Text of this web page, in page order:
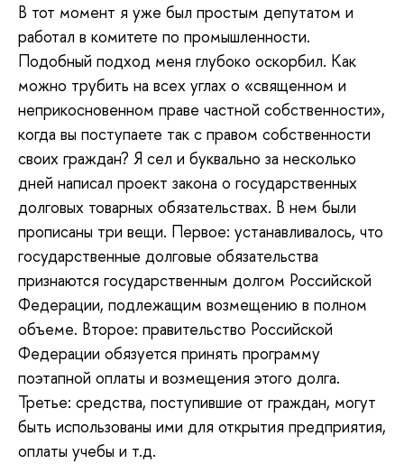
В тот момент я уже был простым депутатом и
работал в комитете по промышленности.
Подобный подход меня глубоко оскорбил. Как
можно трубить на всех углах о «священном и
неприкосновенном праве частной собственности»,
когда вы поступаете так с правом собственности
своих граждан? Я сел и буквально за несколько
дней написал проект закона о государственных
долговых товарных обязательствах. В нем были
прописаны три вещи. Первое: устанавливалось, что
государственные долговые обязательства
признаются государственным долгом Российской
Федерации, подлежащим возмещению в полном
объеме. Второе: правительство Российской
Федерации обязуется принять программу
поэтапной оплаты и возмещения этого долга.
Третье: средства, поступившие от граждан, могут
быть использованы ими для открытия предприятия,
оплаты учебы и т.д.